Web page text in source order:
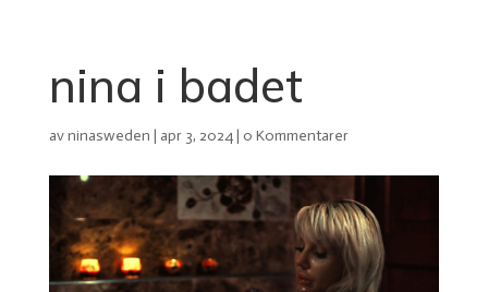
nina i badet
avninasweden | apr 3, 2024| 0 Kommentarer